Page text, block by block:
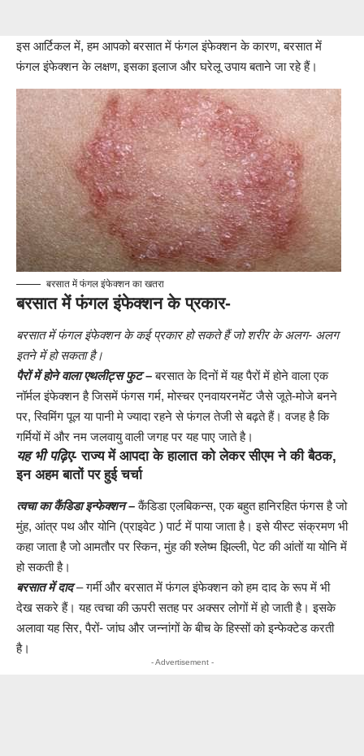
इस आर्टिकल में, हम आपको बरसात में फंगल इंफेक्शन के कारण, बरसात में
फंगल इंफेक्शन के लक्षण, इसका इलाज और घरेलू उपाय बताने जा रहे हैं।
बरसात में फंगल इंफेक्शन का खतरा
बरसात में फंगल इंफेक्शन के प्रकार-
बरसात में फंगल इंफेक्शन के कई प्रकार हो सकते हैं जो शरीर के अलग- अलग
इतने में हो सकता है।
पैरों में होने वाला एथलीट्स फुट –बरसात के दिनों में यह पैरों में होने वाला एक
नॉर्मल इंफेक्शन है जिसमें फंगस गर्म, मोस्चर एनवायरनमेंट जैसे जूते-मोजे बनने
पर, स्विमिंग पूल या पानी मे ज्यादा रहने से फंगल तेजी से बढ़ते हैं। वजह है कि
गर्मियों में और नम जलवायु वाली जगह पर यह पाए जाते है।
यह भी पढ़िए-राज्य में आपदा के हालात को लेकर सीएम ने की बैठक,
इन अहम बातों पर हुई चर्चा
त्वचा का कैंडिडा इन्फेक्शन –कैंडिडा एलबिकन्स, एक बहुत हानिरहित फंगस है जो
मुंह, आंत्र पथ और योनि (प्राइवेट ) पार्ट में पाया जाता है। इसे यीस्ट संक्रमण भी
कहा जाता है जो आमतौर पर स्किन, मुंह की श्लेष्म झिल्ली, पेट की आंतों या योनि में
हो सकती है।
बरसात में दाद– गर्मी और बरसात में फंगल इंफेक्शन को हम दाद के रूप में भी
देख सकरे हैं। यह त्वचा की ऊपरी सतह पर अक्सर लोगों में हो जाती है। इसके
अलावा यह सिर, पैरों- जांघ और जन्नांगों के बीच के हिस्सों को इन्फेक्टेड करती
है।
- Advertisement -